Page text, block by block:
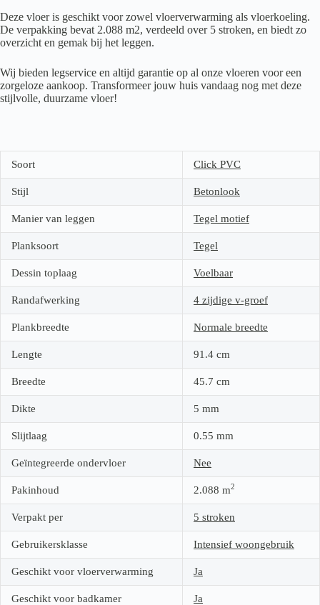
Deze vloer is geschikt voor zowel vloerverwarming als vloerkoeling.
De verpakking bevat 2.088 m2, verdeeld over 5 stroken, en biedt zo
overzicht en gemak bij het leggen.
Wij bieden legservice en altijd garantie op al onze vloeren voor een
zorgeloze aankoop. Transformeer jouw huis vandaag nog met deze
stijlvolle, duurzame vloer!
Soort Click PVC
Stijl Betonlook
Manier van leggen Tegel motief
Planksoort Tegel
Dessin toplaag Voelbaar
Randafwerking 4 zijdige v-groef
Plankbreedte Normale breedte
Lengte 91.4 cm
Breedte 45.7 cm
Dikte 5 mm
Slijtlaag 0.55 mm
Geïntegreerde ondervloer Nee
Pakinhoud 2.088 m2
Verpakt per 5 stroken
Gebruikersklasse Intensief woongebruik
Geschikt voor vloerverwarming Ja
Geschikt voor badkamer Ja